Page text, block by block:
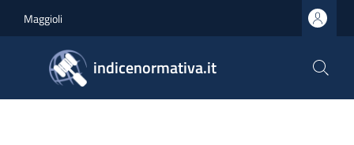
Maggioli
indicenormativa.it